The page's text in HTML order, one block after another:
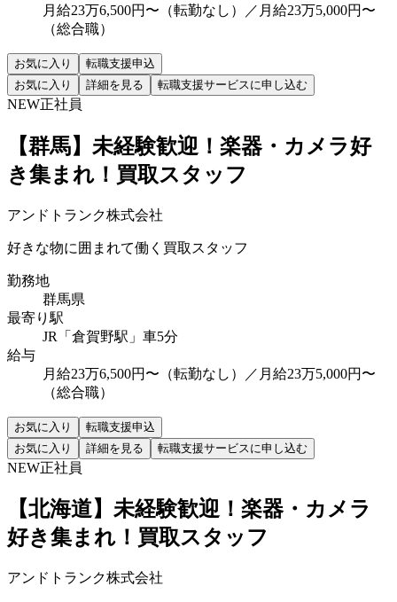
月給23万6,500円〜（転勤なし）／月給23万5,000円〜
（総合職）
お気に入り
転職支援申込
お気に入り
詳細を見る 転職支援サービスに申し込む
NEW正社員
【群馬】未経験歓迎！楽器・カメラ好
き集まれ！買取スタッフ
アンドトランク株式会社
好きな物に囲まれて働く買取スタッフ
勤務地
群馬県
最寄り駅
JR「倉賀野駅」車5分
給与
月給23万6,500円〜（転勤なし）／月給23万5,000円〜
（総合職）
お気に入り
転職支援申込
お気に入り
詳細を見る 転職支援サービスに申し込む
NEW正社員
【北海道】未経験歓迎！楽器・カメラ
好き集まれ！買取スタッフ
アンドトランク株式会社